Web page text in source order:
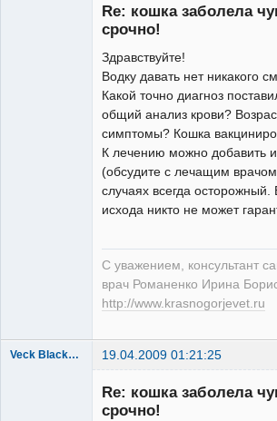
Re: кошка заболела
срочно!
Здравствуйте!
Водку давать нет никакого
Какой точно диагноз
общий анализ крови?
симптомы? Кошка
К лечению можно добавить
(обсудите с лечащим
случаях всегда осторожный.
исхода никто не может
С уважением, консультант
врач Романенко Ирина
http://www.krasnogorjevet.ru
Veck Blackberry Sagamy 19.04.2009 01:21:25
Зарегистрированный
Re: кошка заболела
срочно!